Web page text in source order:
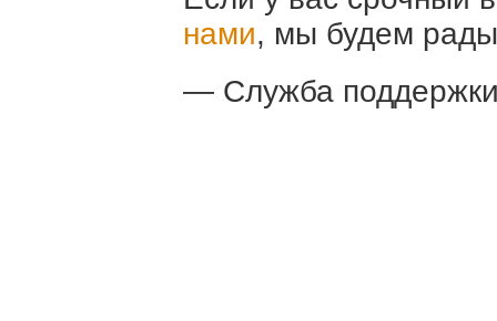
нами, мы будем рады
— Служба